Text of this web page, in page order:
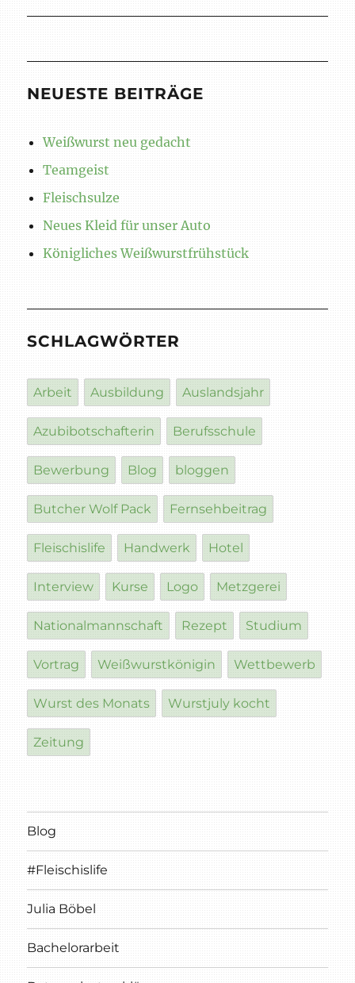
NEUESTE BEITRÄGE
Weißwurst neu gedacht
Teamgeist
Fleischsulze
Neues Kleid für unser Auto
Königliches Weißwurstfrühstück
SCHLAGWÖRTER
Arbeit Ausbildung Auslandsjahr
Azubibotschafterin Berufsschule
Bewerbung Blog bloggen
Butcher Wolf Pack Fernsehbeitrag
Fleischislife Handwerk Hotel
Interview Kurse Logo Metzgerei
Nationalmannschaft Rezept Studium
Vortrag Weißwurstkönigin Wettbewerb
Wurst des Monats Wurstjuly kocht
Zeitung
Blog
#Fleischislife
Julia Böbel
Bachelorarbeit